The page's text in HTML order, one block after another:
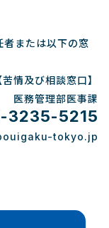
または以下の窓
苦情及び相談窓口】
医務管理部医事課
3235-5215
tokyo.jp